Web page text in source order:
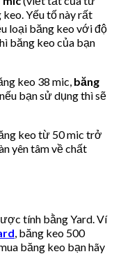
Yếu tố này rất
loại băng keo với độ
băng keo của bạn
keo 38 mic, băng
bạn sử dụng thì sẽ
keo từ 50 mic trở
yên tâm về chất
tính bằng Yard. Ví
, băng keo 500
băng keo bạn hãy